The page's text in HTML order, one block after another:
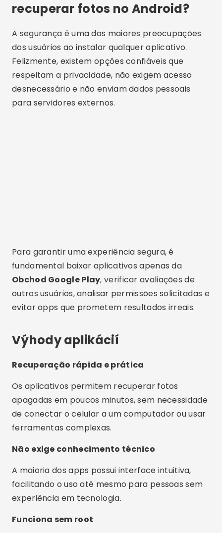
recuperar fotos no Android?
A segurança é uma das maiores preocupações
dos usuários ao instalar qualquer aplicativo.
Felizmente, existem opções confiáveis que
respeitam a privacidade, não exigem acesso
desnecessário e não enviam dados pessoais
para servidores externos.
Para garantir uma experiência segura, é
fundamental baixar aplicativos apenas da
Obchod Google Play, verificar avaliações de
outros usuários, analisar permissões solicitadas e
evitar apps que prometem resultados irreais.
Výhody aplikácií
Recuperação rápida e prática
Os aplicativos permitem recuperar fotos
apagadas em poucos minutos, sem necessidade
de conectar o celular a um computador ou usar
ferramentas complexas.
Não exige conhecimento técnico
A maioria dos apps possui interface intuitiva,
facilitando o uso até mesmo para pessoas sem
experiência em tecnologia.
Funciona sem root